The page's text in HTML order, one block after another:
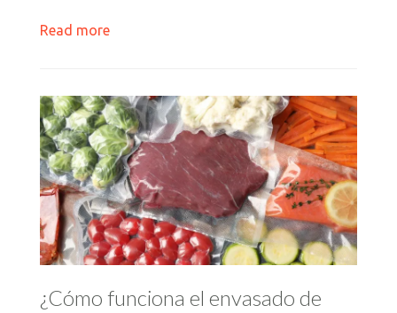
Read more
¿Cómo funciona el envasado de